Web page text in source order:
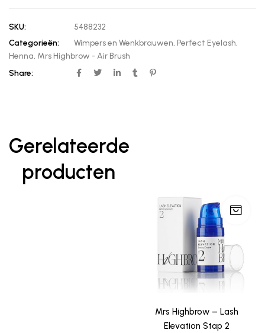
SKU:
5488232
Categorieën:
Wimpers en Wenkbrauwen, Perfect Eyelash,
Henna, Mrs Highbrow - Air Brush
Share:
Gerelateerde
producten
Mrs Highbrow – Lash
Elevation Stap 2